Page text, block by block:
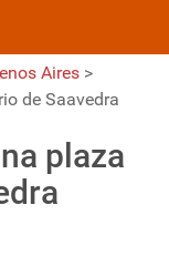
Aires >
de Saavedra
plaza